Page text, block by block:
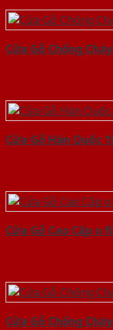
Cửa Gỗ Chống
Cửa Gỗ Hàn Quốc
Cửa Gỗ Cao Cấp o
Cửa Gỗ Chống